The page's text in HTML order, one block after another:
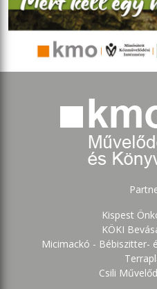
Kispest
KÖKI
Micimackó - Bébiszitter-
Csili